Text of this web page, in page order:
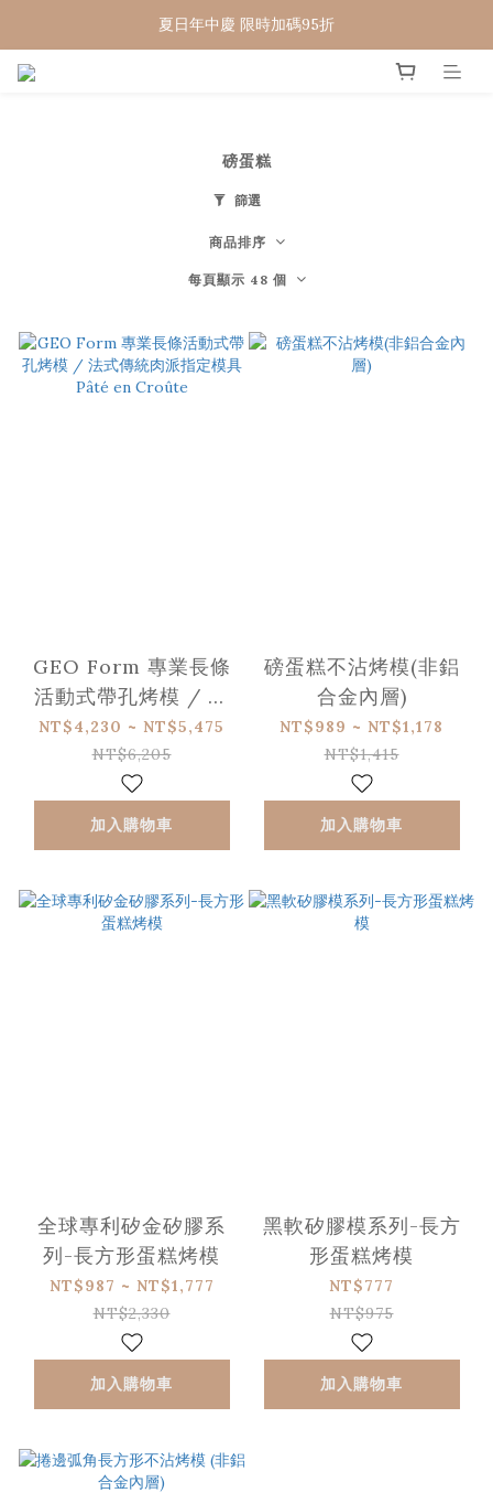
WELCOME 🇨🇵  法國畢耶餐廚
夏日年中慶 限時加碼95折
磅蛋糕
篩選
商品排序
每頁顯示 48 個
GEO Form 專業長條
活動式帶孔烤模 / 法
式傳統肉派指定模具
Pâté en Croûte
NT$4,230 ~ NT$5,475
NT$6,205
加入購物車
磅蛋糕不沾烤模(非鋁
合金內層)
NT$989 ~ NT$1,178
NT$1,415
加入購物車
全球專利矽金矽膠系
列-長方形蛋糕烤模
NT$987 ~ NT$1,777
NT$2,330
加入購物車
黑軟矽膠模系列-長方
形蛋糕烤模
NT$777
NT$975
加入購物車